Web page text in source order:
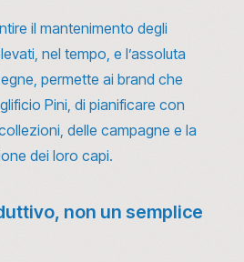
il mantenimento degli
nel tempo, e l’assoluta
permette ai brand che
Pini, di pianificare con
delle campagne e la
dei loro capi.
non un semplice